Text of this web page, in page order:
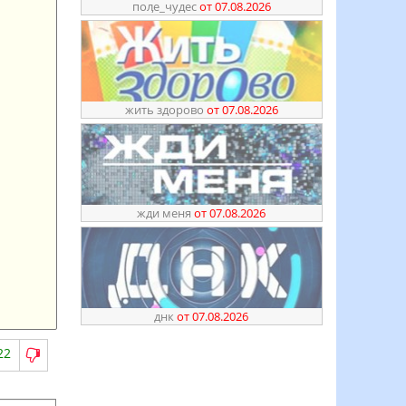
поӆе_чудесот 07.08.2026
жить здорово от 07.08.2026
жди меня от 07.08.2026
днк от 07.08.2026